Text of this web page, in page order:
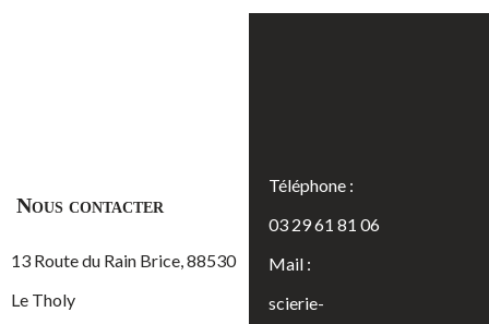
Nous contacter
13 Route du Rain Brice, 88530
Le Tholy
Téléphone :
03 29 61 81 06
Mail :
scierie-